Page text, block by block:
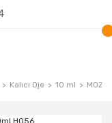
Kalıcı Oje 10 ml